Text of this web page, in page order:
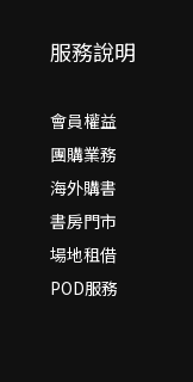
服務說明
會員權益
團購業務
海外購書
書房門市
場地租借
POD服務